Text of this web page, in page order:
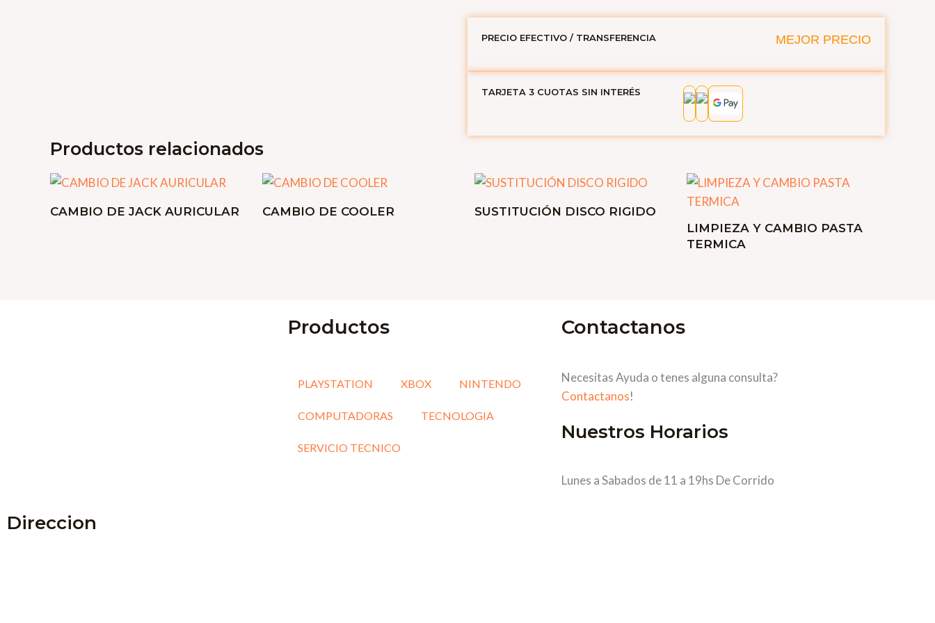
PRECIO EFECTIVO / TRANSFERENCIA MEJOR PRECIO
TARJETA 3 CUOTAS SIN INTERÉS
Productos relacionados
CAMBIO DE JACK AURICULAR CAMBIO DE COOLER
SUSTITUCIÓN DISCO RIGIDO
LIMPIEZA Y CAMBIO PASTA
TERMICA
Productos
PLAYSTATION XBOX NINTENDO
COMPUTADORAS TECNOLOGIA
SERVICIO TECNICO
Contactanos
Necesitas Ayuda o tenes alguna consulta?
Contactanos!
Nuestros Horarios
Lunes a Sabados de 11 a 19hs De Corrido
Direccion